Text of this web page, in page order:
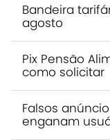
Bandeira
agosto
Pix Pensão
como solicitar
Falsos
enganam